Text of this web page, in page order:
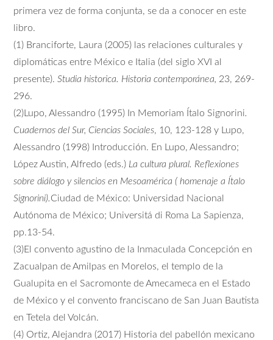
primera vez de forma conjunta, se da a conocer en este
libro.
(1) Branciforte, Laura (2005) las relaciones culturales y
diplomáticas entre México e Italia (del siglo XVI al
presente).Studia historica. Historia contemporánea, 23, 269-
296.
(2)Lupo, Alessandro (1995) In Memoriam Ítalo Signorini.
Cuadernos del Sur, Ciencias Sociales, 10, 123-128 y Lupo,
Alessandro (1998) Introducción. En Lupo, Alessandro;
López Austin, Alfredo (eds.) La cultura plural. Reflexiones
sobre diálogo y silencios en Mesoamérica ( homenaje a Ítalo
Signorini).Ciudad de México: Universidad Nacional
Autónoma de México; Universitá di Roma La Sapienza,
pp.13-54.
(3)El convento agustino de la Inmaculada Concepción en
Zacualpan de Amilpas en Morelos, el templo de la
Gualupita en el Sacromonte de Amecameca en el Estado
de México y el convento franciscano de San Juan Bautista
en Tetela del Volcán.
(4) Ortiz, Alejandra (2017) Historia del pabellón mexicano